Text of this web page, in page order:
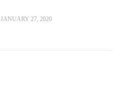
JANUARY 27, 2020